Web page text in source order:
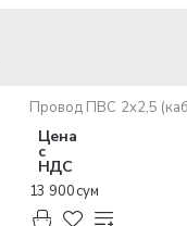
Цена
с
НДС
13 900 сум